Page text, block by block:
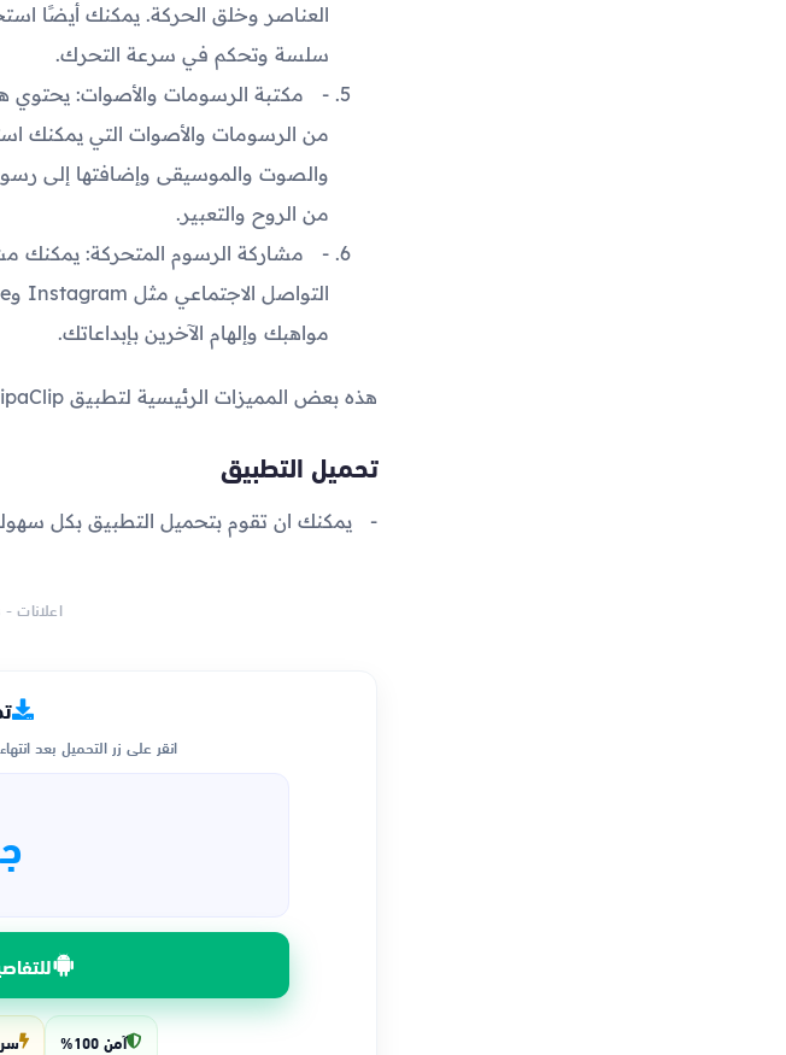
العناصر وخلق الحركة. يمكنك أيضًا
سلسة وتحكم في سرعة التحرك.
مكتبة الرسومات والأصوات: يحتوي
من الرسومات والأصوات التي يمكنك
والصوت والموسيقى وإضافتها إلى
من الروح والتعبير.
مشاركة الرسوم المتحركة: يمكنك
مواهبك وإلهام الآخرين بإبداعاتك.
هذه بعض المميزات الرئيسية لتطبيق FlipaClip.
تحميل التطبيق
يمكنك ان تقوم بتحميل التطبيق بكل
اعلانات - Advertisements
انقر على زر التحميل بعد
آمن 100%